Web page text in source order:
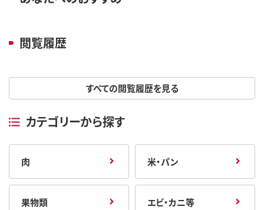
閲覧履歴
すべての閲覧履歴を見る
カテゴリーから探す
肉 米・パン
果物類 エビ・カニ等